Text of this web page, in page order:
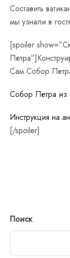
Составить
мы узнали в
[spoiler
Сам Собор
Собор Петра из
Инструкция на
[/spoiler]
Поиск